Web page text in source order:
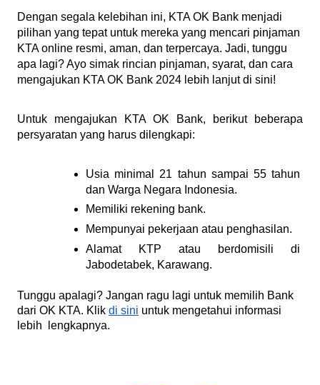
Dengan segala kelebihan ini, KTA OK Bank menjadi
pilihan yang tepat untuk mereka yang mencari pinjaman
KTA online resmi, aman, dan terpercaya. Jadi, tunggu
apa lagi? Ayo simak rincian pinjaman, syarat, dan cara
mengajukan KTA OK Bank 2024 lebih lanjut di sini!
Untuk mengajukan KTA OK Bank, berikut beberapa
persyaratan yang harus dilengkapi:
Usia minimal 21 tahun sampai 55 tahun
dan Warga Negara Indonesia.
Memiliki rekening bank.
Mempunyai pekerjaan atau penghasilan.
Alamat KTP atau berdomisili di
Jabodetabek, Karawang.
Tunggu apalagi? Jangan ragu lagi untuk memilih Bank
dari OK KTA. Klik di sini untuk mengetahui informasi
lebih lengkapnya.